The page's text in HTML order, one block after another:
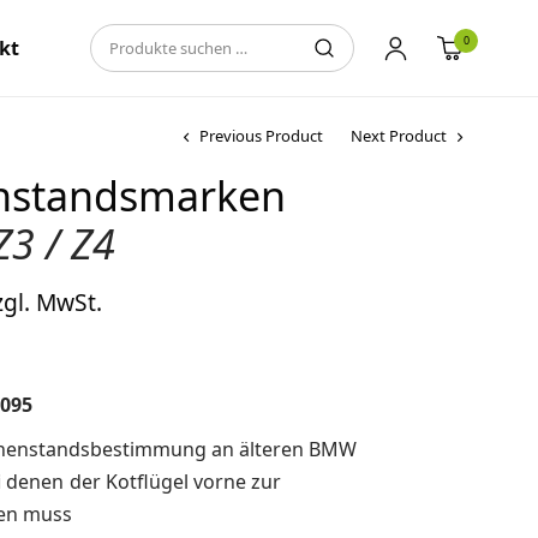
0
Previous Product Next Product
/ Z4
ist:
€.
MwSt.
an älteren BMW
denen der Kotflügel vorne zur
muss